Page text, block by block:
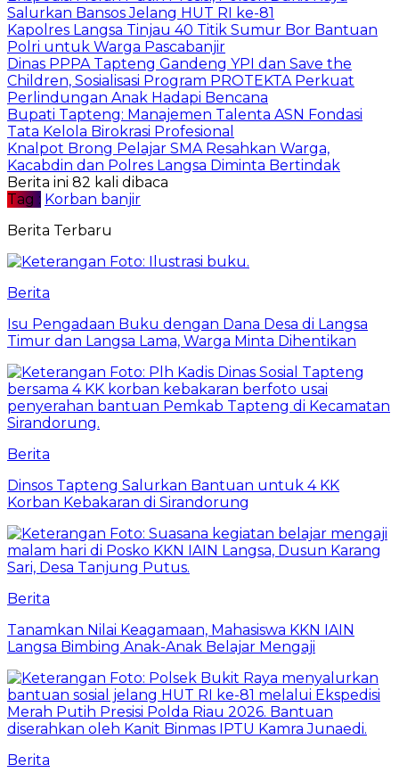
Salurkan Bansos Jelang HUT RI ke-81
Kapolres Langsa Tinjau 40 Titik Sumur Bor Bantuan
Polri untuk Warga Pascabanjir
Dinas PPPA Tapteng Gandeng YPI dan Save the
Children, Sosialisasi Program PROTEKTA Perkuat
Perlindungan Anak Hadapi Bencana
Bupati Tapteng: Manajemen Talenta ASN Fondasi
Tata Kelola Birokrasi Profesional
Knalpot Brong Pelajar SMA Resahkan Warga,
Kacabdin dan Polres Langsa Diminta Bertindak
Berita ini 82 kali dibaca
Tag : Korban banjir
Berita Terbaru
Berita
Isu Pengadaan Buku dengan Dana Desa di Langsa
Timur dan Langsa Lama, Warga Minta Dihentikan
Berita
Dinsos Tapteng Salurkan Bantuan untuk 4 KK
Korban Kebakaran di Sirandorung
Berita
Tanamkan Nilai Keagamaan, Mahasiswa KKN IAIN
Langsa Bimbing Anak-Anak Belajar Mengaji
Berita